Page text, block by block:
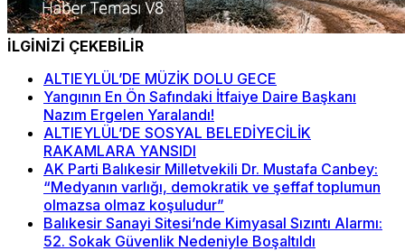
İLGİNİZİ ÇEKEBİLİR
ALTIEYLÜL’DE MÜZİK DOLU GECE
Yangının En Ön Safındaki İtfaiye Daire Başkanı
Nazım Ergelen Yaralandı!
ALTIEYLÜL’DE SOSYAL BELEDİYECİLİK
RAKAMLARA YANSIDI
AK Parti Balıkesir Milletvekili Dr. Mustafa Canbey:
“Medyanın varlığı, demokratik ve şeffaf toplumun
olmazsa olmaz koşuludur”
Balıkesir Sanayi Sitesi’nde Kimyasal Sızıntı Alarmı:
52. Sokak Güvenlik Nedeniyle Boşaltıldı